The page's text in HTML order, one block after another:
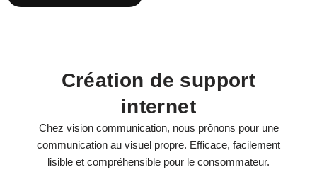
Création de support
internet
Chez vision communication, nous prônons pour une
communication au visuel propre. Efficace, facilement
lisible et compréhensible pour le consommateur.